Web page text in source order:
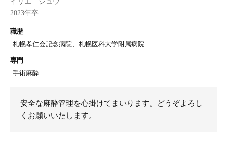
2023年卒
職歴
札幌孝仁会記念病院、札幌医科大学附属病院
専門
手術麻酔
安全な麻酔管理を心掛けてまいります。どうぞよろし
くお願いいたします。